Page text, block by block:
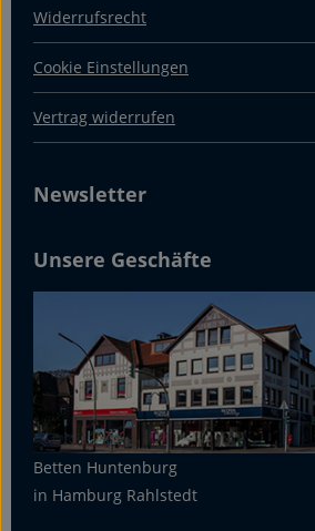
Widerrufsrecht
Cookie Einstellungen
Vertrag widerrufen
Newsletter
Unsere Geschäfte
Betten Huntenburg
in Hamburg Rahlstedt